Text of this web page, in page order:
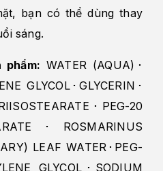
bạn có thể dùng thay
sáng.
phẩm: WATER (AQUA)･
GLYCOL･GLYCERIN･
･PEG-20
･ROSMARINUS
LEAF WATER･PEG-
GLYCOL･SODIUM